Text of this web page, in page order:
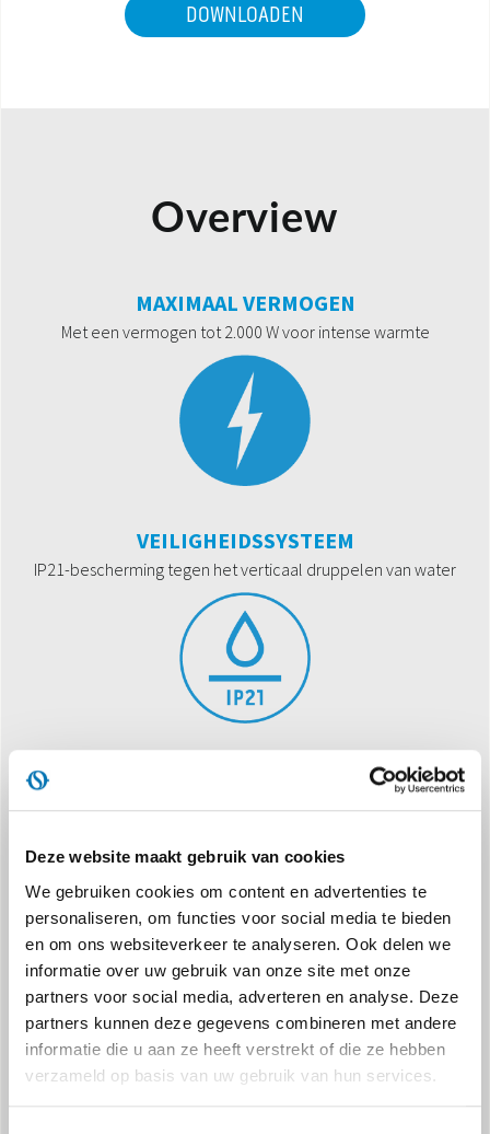
Deze website maakt gebruik van cookies
We gebruiken cookies om content en advertenties te
personaliseren, om functies voor social media te bieden
en om ons websiteverkeer te analyseren. Ook delen we
informatie over uw gebruik van onze site met onze
partners voor social media, adverteren en analyse. Deze
partners kunnen deze gegevens combineren met andere
informatie die u aan ze heeft verstrekt of die ze hebben
verzameld op basis van uw gebruik van hun services.
DOWNLOADEN
Overview
MAXIMAAL VERMOGEN
Met een vermogen tot 2.000 W voor intense warmte
VEILIGHEIDSSYSTEEM
IP21-bescherming tegen het verticaal druppelen van water
Automatische uitschakeling bij een val.
DRIE BEDRIJFSMODI
Modus voor alleen ventilatie en 2 vermogensniveaus